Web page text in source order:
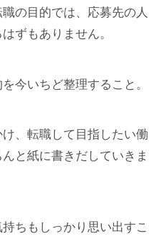
の目的では、応募先の人
ずもありません。
今いちど整理すること。
、転職して目指したい働
と紙に書きだしていきま
ちもしっかり思い出すこ